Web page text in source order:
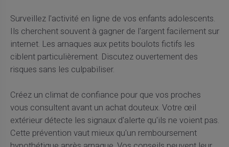
Surveillez l'activité en ligne de vos enfants adolescents.
Ils cherchent souvent à gagner de l'argent facilement sur
internet. Les arnaques aux petits boulots fictifs les
ciblent particulièrement. Discutez ouvertement des
risques sans les culpabiliser.
Créez un climat de confiance pour que vos proches
vous consultent avant un achat douteux. Votre œil
extérieur détecte les signaux d'alerte qu'ils ne voient pas.
Cette prévention vaut mieux qu'un remboursement